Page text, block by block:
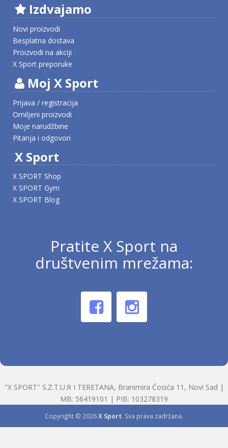
Izdvajamo
Novi proizvodi
Besplatna dostava
Proizvodi na akciji
X Sport preporuke
Moj X Sport
Prijava / registracija
Omiljeni proizvodi
Moje narudžbine
Pitanja i odgovori
X Sport
X SPORT Shop
X SPORT Gym
X SPORT Blog
Pratite X Sport na
društvenim mrežama:
"X SPORT" S.Z.T.U.R I TERETANA, Branimira Ćosića 11, Novi Sad |
MB: 56419101 | PIB: 103278319
Copyright © 2026X Sport. Sva prava zadržana.